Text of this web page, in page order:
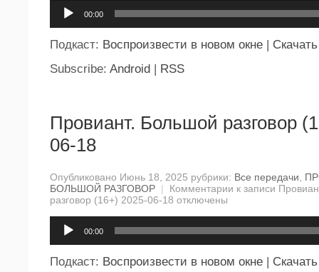
00:00
Подкаст: Воспроизвести в новом окне | Скачать
Subscribe: Android | RSS
Провиант. Большой разговор
06-18
Опубликовано Июнь 18, 2025 рубрики: Все передачи,
БОЛЬШОЙ РАЗГОВОР | Комментарии к записи
разговор (16+) 2025-06-18 отключены
00:00
Подкаст: Воспроизвести в новом окне
Скачать